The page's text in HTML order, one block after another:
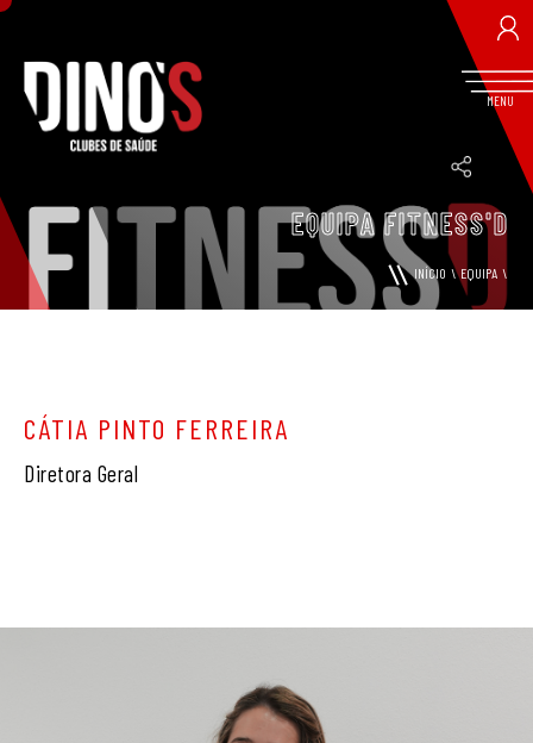
RECUPERAR PASSWORD
MENU
EQUIPA FITNESS'D
INÍCIO \ EQUIPA \
CÁTIA PINTO FERREIRA
Diretora Geral